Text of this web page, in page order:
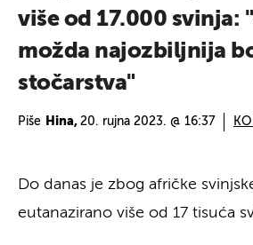
više od 17.000 svinja:
možda najozbiljnija
stočarstva"
Piše Hina, 20. rujna 2023. @ 16:37
Do danas je zbog afričke
eutanazirano više od 17 tisuća